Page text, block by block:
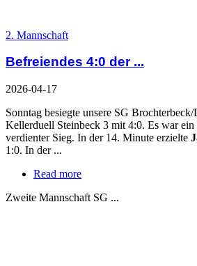
2. Mannschaft
Befreiendes 4:0 der ...
2026-04-17
Sonntag besiegte unsere SG
Kellerduell Steinbeck 3 mit 4:0. Es war ein
verdienter Sieg. In der 14. Minute erzielte
1:0. In der ...
Read more
Zweite Mannschaft SG ...